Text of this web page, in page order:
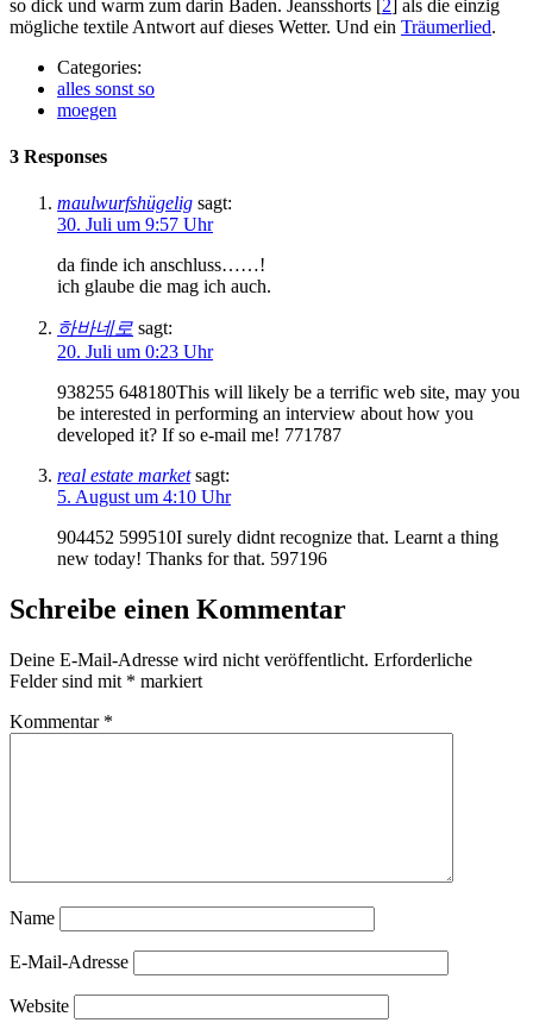
so dick und warm zum darin Baden. Jeansshorts [2] als die einzig
mögliche textile Antwort auf dieses Wetter. Und ein Träumerlied.
Categories:
alles sonst so
moegen
3 Responses
maulwurfshügelig sagt:
30. Juli um 9:57 Uhr
da finde ich anschluss……!
ich glaube die mag ich auch.
하바네로 sagt:
20. Juli um 0:23 Uhr
938255 648180This will likely be a terrific web site, may you
be interested in performing an interview about how you
developed it? If so e-mail me! 771787
real estate market sagt:
5. August um 4:10 Uhr
904452 599510I surely didnt recognize that. Learnt a thing
new today! Thanks for that. 597196
Schreibe einen Kommentar
Deine E-Mail-Adresse wird nicht veröffentlicht. Erforderliche
Felder sind mit * markiert
Kommentar *
Name
E-Mail-Adresse
Website